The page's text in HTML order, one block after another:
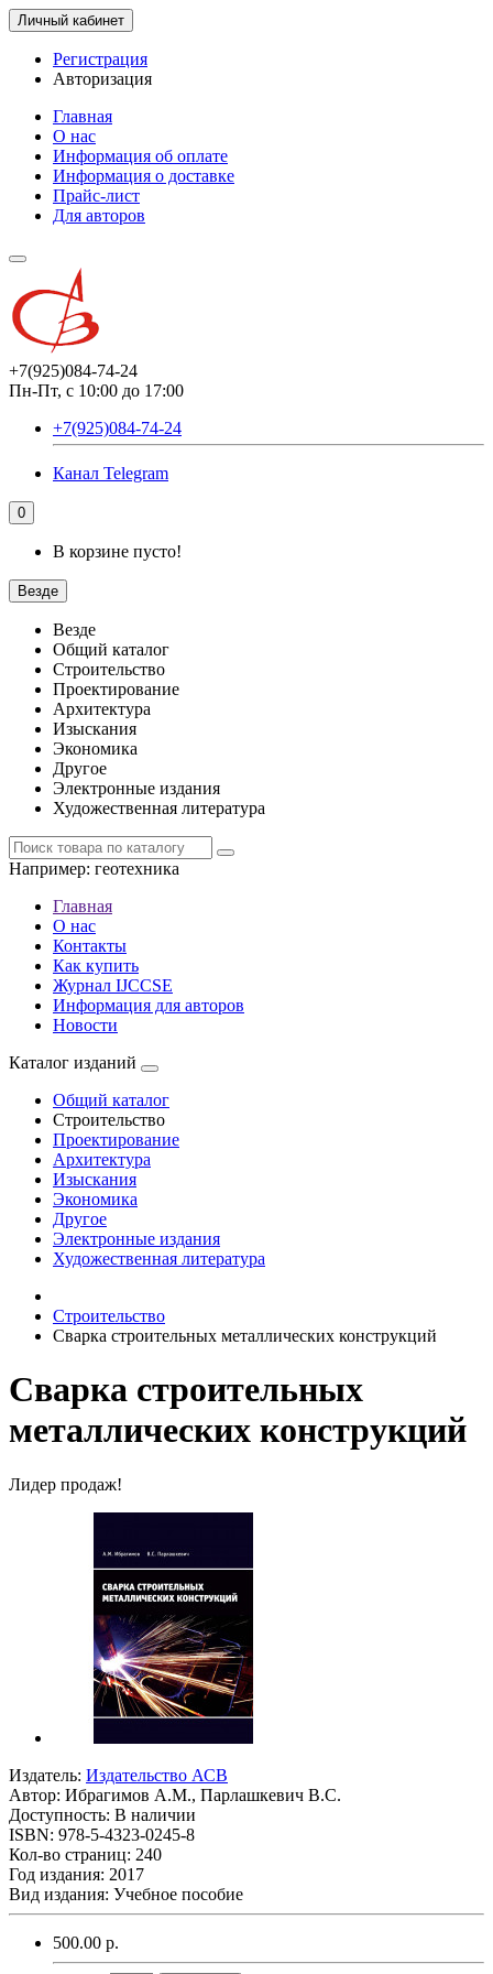
Личный кабинет
Регистрация
Авторизация
Главная
О нас
Информация об оплате
Информация о доставке
Прайс-лист
Для авторов
+7(925)084-74-24
Пн-Пт, с 10:00 до 17:00
+7(925)084-74-24
Канал Telegram
0
В корзине пусто!
Везде
Везде
Общий каталог
Строительство
Проектирование
Архитектура
Изыскания
Экономика
Другое
Электронные издания
Художественная литература
Например: геотехника
Главная
О нас
Контакты
Как купить
Журнал IJCCSE
Информация для авторов
Новости
Каталог изданий
Общий каталог
Строительство
Проектирование
Архитектура
Изыскания
Экономика
Другое
Электронные издания
Художественная литература
Строительство
Сварка строительных металлических конструкций
Сварка строительных
металлических конструкций
Лидер продаж!
Издатель: Издательство АСВ
Автор: Ибрагимов А.М., Парлашкевич В.С.
Доступность: В наличии
ISBN: 978-5-4323-0245-8
Кол-во страниц: 240
Год издания: 2017
Вид издания: Учебное пособие
500.00 р.